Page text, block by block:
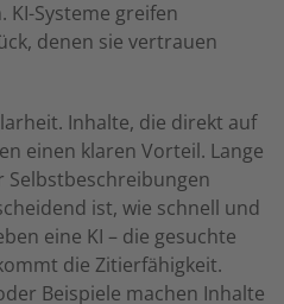
KI-Systeme greifen
denen sie vertrauen
Inhalte, die direkt auf
einen klaren Vorteil. Lange
Selbstbeschreibungen
ist, wie schnell und
eine KI – die gesuchte
die Zitierfähigkeit.
Beispiele machen Inhalte